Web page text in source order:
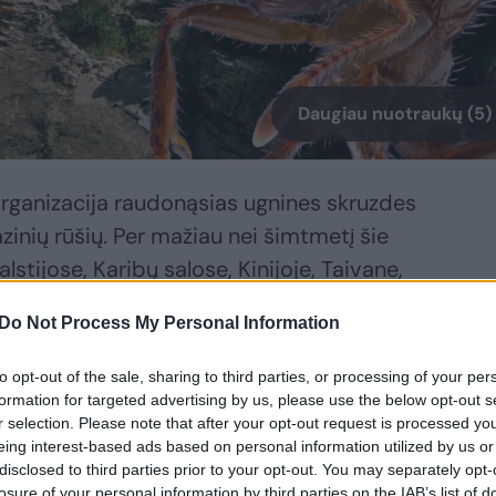
Do Not Process My Personal Information
opt-out of the sale, sharing to third parties, or processing of your
for targeted advertising by us, please use the below opt-out
selection. Please note that after your opt-out request is processed
interest-based ads based on personal information utilized by us
to third parties prior to your opt-out. You may separately
Daugiau nuotraukų (5)
raudonąsias ugnines skruzdes
rūšių. Per mažiau nei šimtmetį šie
Karibų salose, Kinijoje, Taivane,
ir Europos pakrantes – Italijai
skruzdėlės buvo užfiksuotos ir
vienintelė valstybė, sėkmingai su šia
skaičiavimu, kova su šia invazine